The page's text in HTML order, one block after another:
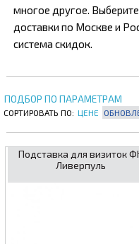
многое другое.
доставки по Москве и
система скидок.
ПОДБОР ПО ПАРАМЕТРАМ
СОРТИРОВАТЬ ПО: ЦЕНЕ
Подставка для визиток
Ливерпуль